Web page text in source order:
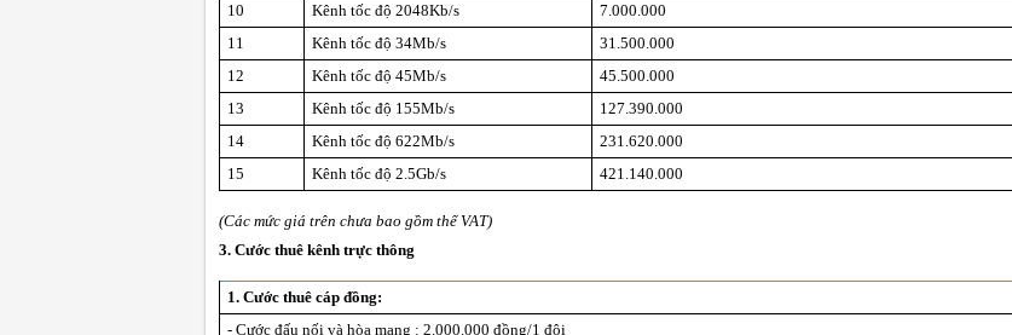
10
Kênh tốc độ 2048Kb/s
7.000.000
11
Kênh tốc độ 34Mb/s
31.500.000
12
Kênh tốc độ 45Mb/s
45.500.000
13
Kênh tốc độ 155Mb/s
127.390.000
14
Kênh tốc độ 622Mb/s
231.620.000
15
Kênh tốc độ 2.5Gb/s 421.140.000
(Các mức giá trên chưa bao gồm thế VAT)
3. Cước thuê kênh trực thông
1. Cước thuê cáp đồng:
- Cước đấu nối và hòa mạng : 2.000.000 đồng/1 đôi